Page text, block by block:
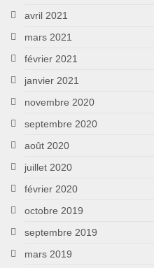
avril 2021
mars 2021
février 2021
janvier 2021
novembre 2020
septembre 2020
août 2020
juillet 2020
février 2020
octobre 2019
septembre 2019
mars 2019